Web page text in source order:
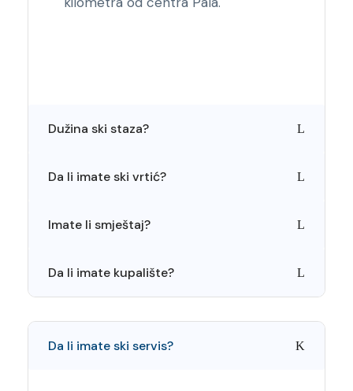
Dužina ski staza?
Da li imate ski vrtić?
Imate li smještaj?
Da li imate kupalište?
Da li imate ski servis?